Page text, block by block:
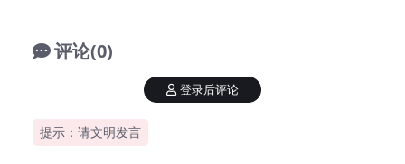
评论(0)
提示：请文明发言
登录后评论